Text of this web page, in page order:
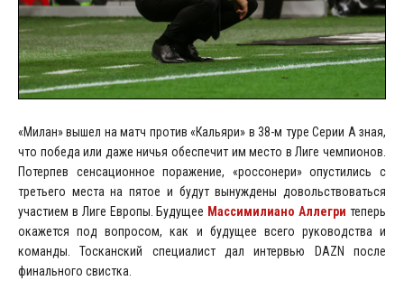
«Милан» вышел на матч против «Кальяри» в 38-м туре Серии А зная,
что победа или даже ничья обеспечит им место в Лиге чемпионов.
Потерпев сенсационное поражение, «россонери» опустились с
третьего места на пятое и будут вынуждены довольствоваться
участием в Лиге Европы. Будущее Массимилиано Аллегри теперь
окажется под вопросом, как и будущее всего руководства и
команды. Тосканский специалист дал интервью DAZN после
финального свистка.